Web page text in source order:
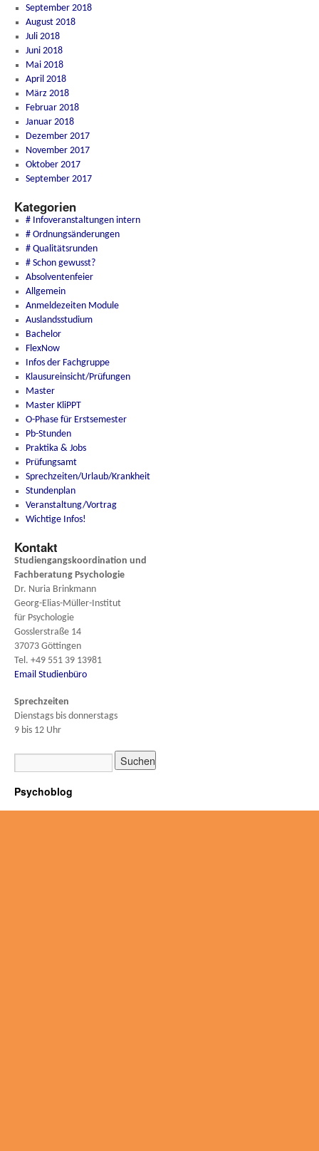
September 2018
August 2018
Juli 2018
Juni 2018
Mai 2018
April 2018
März 2018
Februar 2018
Januar 2018
Dezember 2017
November 2017
Oktober 2017
September 2017
Kategorien
# Infoveranstaltungen intern
# Ordnungsänderungen
# Qualitätsrunden
# Schon gewusst?
Absolventenfeier
Allgemein
Anmeldezeiten Module
Auslandsstudium
Bachelor
FlexNow
Infos der Fachgruppe
Klausureinsicht/Prüfungen
Master
Master KliPPT
O-Phase für Erstsemester
Pb-Stunden
Praktika & Jobs
Prüfungsamt
Sprechzeiten/Urlaub/Krankheit
Stundenplan
Veranstaltung/Vortrag
Wichtige Infos!
Kontakt
Studiengangskoordination und
Fachberatung Psychologie
Dr. Nuria Brinkmann
Georg-Elias-Müller-Institut
für Psychologie
Gosslerstraße 14
37073 Göttingen
Tel. +49 551 39 13981
Email Studienbüro
Sprechzeiten
Dienstags bis donnerstags
9 bis 12 Uhr
Psychoblog